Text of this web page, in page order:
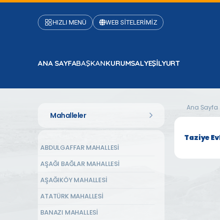
HIZLI MENÜ WEB SİTELERİMİZ
ANA SAYFABAŞKANKURUMSALYEŞİLYURT
Mahalleler
ABDULGAFFAR MAHALLESİ
AŞAĞI BAĞLAR MAHALLESİ
AŞAĞIKÖY MAHALLESİ
ATATÜRK MAHALLESİ
BANAZI MAHALLESİ
Ana Sayfa
Taziye